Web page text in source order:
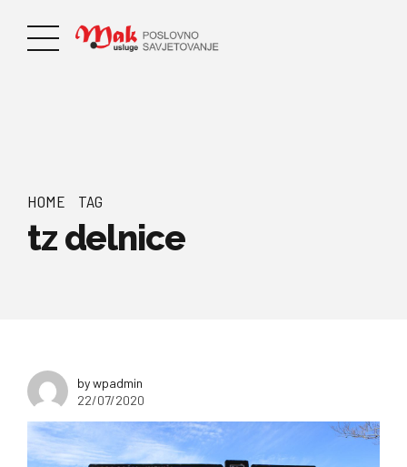
HOME TAG
tz delnice
by wpadmin
22/07/2020